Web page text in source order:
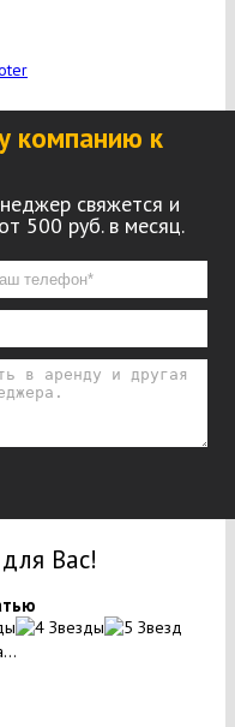
компанию к
свяжется и
500 руб. в месяц.
Вас!